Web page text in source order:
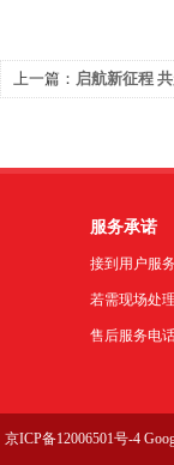
上一篇： 启航新征程
服务承诺
接到用户服
若需现场处
售后服务电
京ICP备12006501号-4